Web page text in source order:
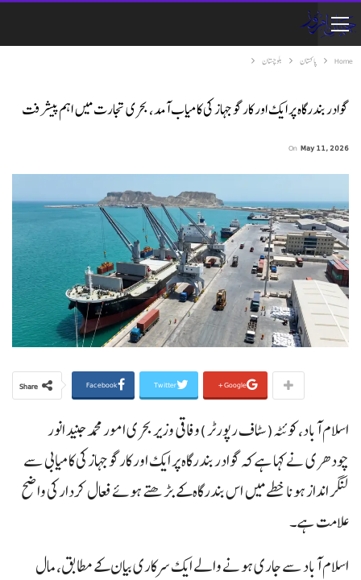
Home پاکستان بلوچستان
گوادر بندرگاہ پر ایک اور کارگو جہاز کی کامیاب آمد، بحری تجارت میں اہم پیشرفت
On May 11, 2026
Share Facebook Twitter Google+
اسلام آباد،کوئٹہ(سٹاف رپورٹر )وفاقی وزیر بحری امور محمد جنید انور
چودھری نے کہا ہے کہ گوادر بندرگاہ پر ایک اور کارگو جہاز کی کامیابی سے
لنگر انداز ہونا خطے میں اس بندرگاہ کے بڑھتے ہوئے فعال کردار کی واضح
علامت ہے۔
اسلام آباد سے جاری ہونے والے ایک سرکاری بیان کے مطابق، مال